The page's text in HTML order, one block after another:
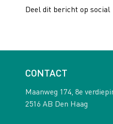
Deel dit bericht op social
CONTACT
Maanweg 174, 8e
2516 AB Den Haag